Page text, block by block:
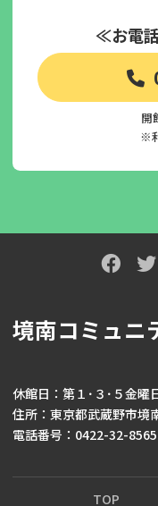
≪お電
開
※
境南コミュニ
休館日：第１･３･５金曜
住所：東京都武蔵野市境
電話番号：0422-32-8565
TOP